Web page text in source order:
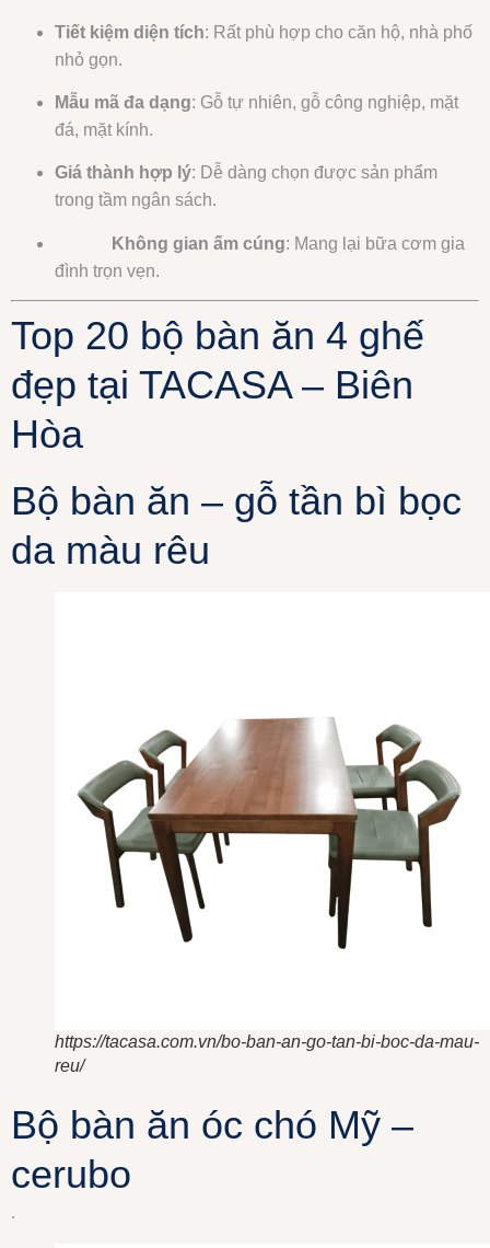
Tiết kiệm diện tích: Rất phù hợp cho căn hộ, nhà phố
nhỏ gọn.
Mẫu mã đa dạng: Gỗ tự nhiên, gỗ công nghiệp, mặt
đá, mặt kính.
Giá thành hợp lý: Dễ dàng chọn được sản phẩm
trong tầm ngân sách.
Không gian ấm cúng: Mang lại bữa cơm gia
đình trọn vẹn.
Top 20 bộ bàn ăn 4 ghế
đẹp tại TACASA – Biên
Hòa
Bộ bàn ăn – gỗ tần bì bọc
da màu rêu
https://tacasa.com.vn/bo-ban-an-go-tan-bi-boc-da-mau-
reu/
Bộ bàn ăn óc chó Mỹ –
cerubo
.